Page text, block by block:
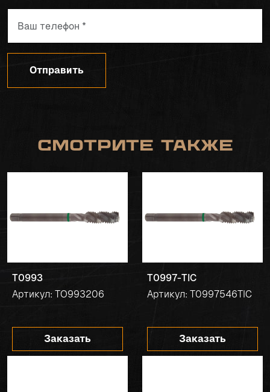
Отправить
Смотрите также
T0993
Артикул: TO993206
Заказать
T0997-TIC
Артикул: T0997546TIC
Заказать